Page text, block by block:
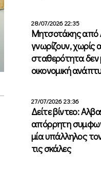
28/07/2026 22:35
Μητσοτάκης από
γνωρίζουν, χωρίς
σταθερότητα δεν
οικονομική
27/07/2026 23:36
Δείτε βίντεο:
απόρρητη
μία υπάλληλος
τις σκάλες